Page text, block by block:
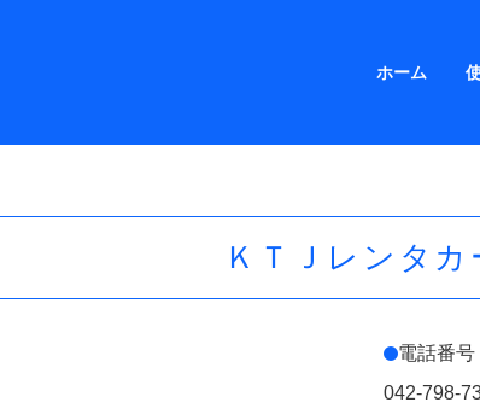
ホーム
ＫＴＪレンタカ
電話番号
042-798-